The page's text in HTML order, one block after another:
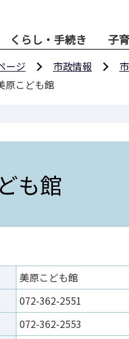
くらし・手続き 子
ージ 市政情報
原こども館
も館
美原こども館
072-362-2551
072-362-2553